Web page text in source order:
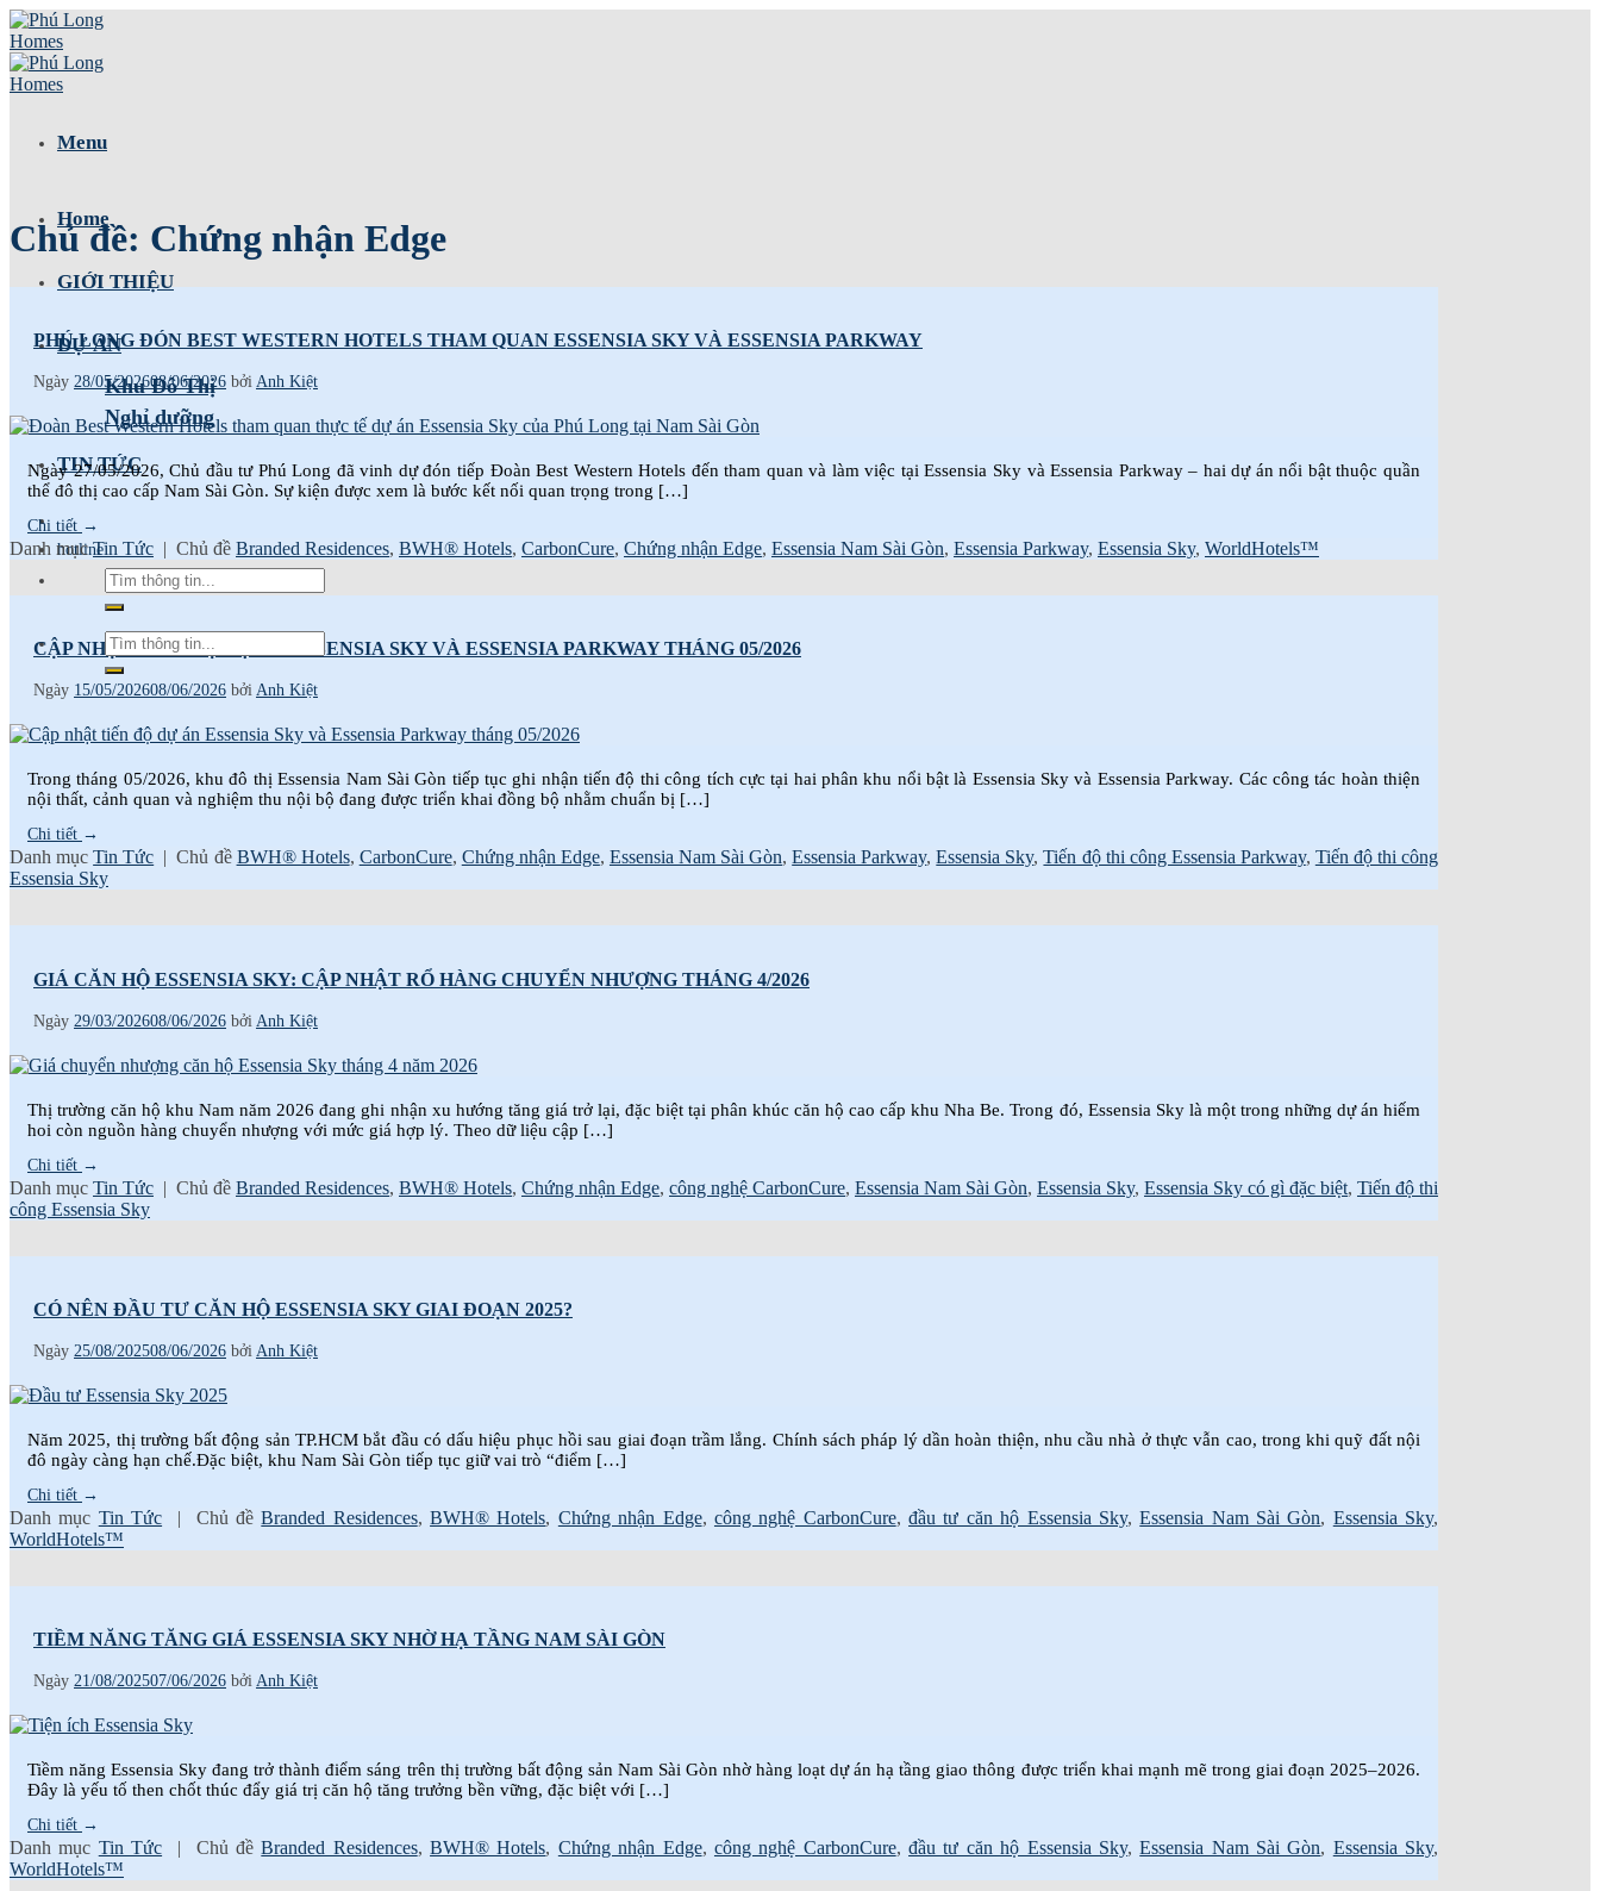
Skip
to
content
Menu
Home
GIỚI THIỆU
DỰ ÁN
Khu Đô Thị
Nghỉ dưỡng
TIN TỨC
hotline
Chủ đề: Chứng nhận Edge
PHÚ LONG ĐÓN BEST WESTERN HOTELS THAM QUAN ESSENSIA SKY VÀ ESSENSIA PARKWAY
Ngày 28/05/202608/06/2026 bởi Anh Kiệt
Ngày 27/05/2026, Chủ đầu tư Phú Long đã vinh dự đón tiếp Đoàn Best Western Hotels đến tham quan và làm việc tại Essensia Sky và Essensia Parkway – hai dự án nổi bật thuộc quần
thể đô thị cao cấp Nam Sài Gòn. Sự kiện được xem là bước kết nối quan trọng trong […]
Chi tiết →
Danh mụcTin Tức | Chủ đề Branded Residences, BWH® Hotels, CarbonCure, Chứng nhận Edge, Essensia Nam Sài Gòn, Essensia Parkway, Essensia Sky, WorldHotels™
CẬP NHẬT TIẾN ĐỘ DỰ ÁN ESSENSIA SKY VÀ ESSENSIA PARKWAY THÁNG 05/2026
Ngày 15/05/202608/06/2026 bởi Anh Kiệt
Trong tháng 05/2026, khu đô thị Essensia Nam Sài Gòn tiếp tục ghi nhận tiến độ thi công tích cực tại hai phân khu nổi bật là Essensia Sky và Essensia Parkway. Các công tác hoàn thiện
nội thất, cảnh quan và nghiệm thu nội bộ đang được triển khai đồng bộ nhằm chuẩn bị […]
Chi tiết →
Danh mụcTin Tức | Chủ đề BWH® Hotels, CarbonCure, Chứng nhận Edge, Essensia Nam Sài Gòn,Essensia Parkway,Essensia Sky,Tiến độ thi công Essensia Parkway, Tiến độ thi công
Essensia Sky
GIÁ CĂN HỘ ESSENSIA SKY: CẬP NHẬT RỔ HÀNG CHUYỂN NHƯỢNG THÁNG 4/2026
Ngày 29/03/202608/06/2026 bởi Anh Kiệt
Thị trường căn hộ khu Nam năm 2026 đang ghi nhận xu hướng tăng giá trở lại, đặc biệt tại phân khúc căn hộ cao cấp khu Nha Be. Trong đó, Essensia Sky là một trong những dự án hiếm
hoi còn nguồn hàng chuyển nhượng với mức giá hợp lý. Theo dữ liệu cập […]
Chi tiết →
Danh mục Tin Tức | Chủ đề Branded Residences, BWH® Hotels, Chứng nhận Edge, công nghệ CarbonCure, Essensia Nam Sài Gòn, Essensia Sky, Essensia Sky có gì đặc biệt, Tiến độ thi
công Essensia Sky
CÓ NÊN ĐẦU TƯ CĂN HỘ ESSENSIA SKY GIAI ĐOẠN 2025?
Ngày 25/08/202508/06/2026 bởi Anh Kiệt
Năm 2025, thị trường bất động sản TP.HCM bắt đầu có dấu hiệu phục hồi sau giai đoạn trầm lắng. Chính sách pháp lý dần hoàn thiện, nhu cầu nhà ở thực vẫn cao, trong khi quỹ đất nội
đô ngày càng hạn chế.Đặc biệt, khu Nam Sài Gòn tiếp tục giữ vai trò “điểm […]
Chi tiết →
Danh mục Tin Tức | Chủ đềBranded Residences,BWH® Hotels, Chứng nhận Edge, công nghệ CarbonCure,đầu tư căn hộ Essensia Sky,Essensia Nam Sài Gòn, Essensia Sky,
WorldHotels™
TIỀM NĂNG TĂNG GIÁ ESSENSIA SKY NHỜ HẠ TẦNG NAM SÀI GÒN
Ngày 21/08/202507/06/2026 bởi Anh Kiệt
Tiềm năng Essensia Sky đang trở thành điểm sáng trên thị trường bất động sản Nam Sài Gòn nhờ hàng loạt dự án hạ tầng giao thông được triển khai mạnh mẽ trong giai đoạn 2025–2026.
Đây là yếu tố then chốt thúc đẩy giá trị căn hộ tăng trưởng bền vững, đặc biệt với […]
Chi tiết →
Danh mục Tin Tức | Chủ đềBranded Residences,BWH® Hotels, Chứng nhận Edge, công nghệ CarbonCure,đầu tư căn hộ Essensia Sky,Essensia Nam Sài Gòn, Essensia Sky,
WorldHotels™